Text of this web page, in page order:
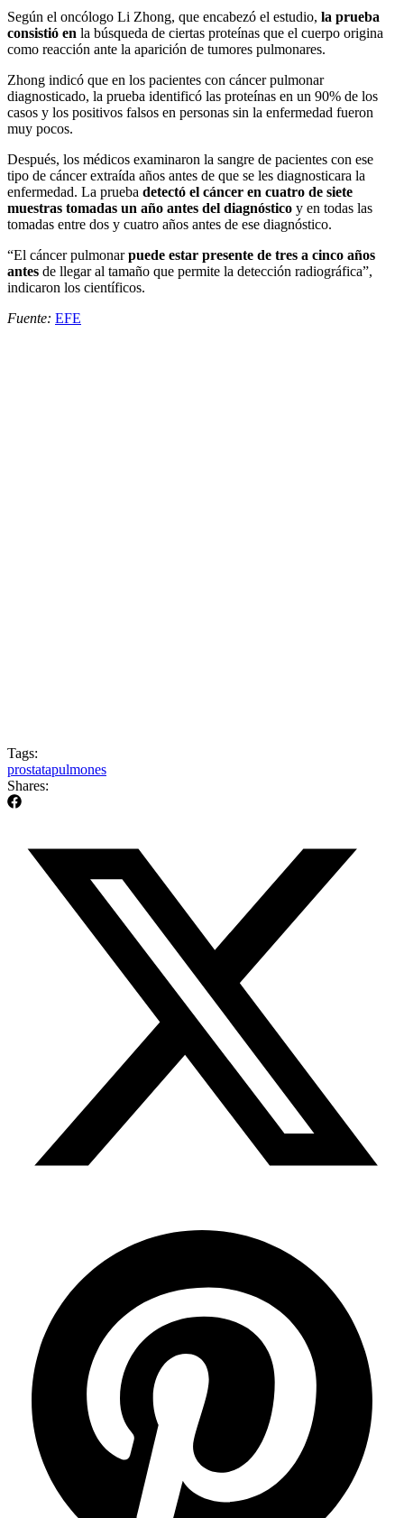
Según el oncólogo Li Zhong, que encabezó el estudio, la prueba
consistió en la búsqueda de ciertas proteínas que el cuerpo origina
como reacción ante la aparición de tumores pulmonares.
Zhong indicó que en los pacientes con cáncer pulmonar
diagnosticado, la prueba identificó las proteínas en un 90% de los
casos y los positivos falsos en personas sin la enfermedad fueron
muy pocos.
Después, los médicos examinaron la sangre de pacientes con ese
tipo de cáncer extraída años antes de que se les diagnosticara la
enfermedad. La prueba detectó el cáncer en cuatro de siete
muestras tomadas un año antes del diagnóstico y en todas las
tomadas entre dos y cuatro años antes de ese diagnóstico.
“El cáncer pulmonarpuede estar presente de tres a cinco años
antes de llegar al tamaño que permite la detección radiográfica”,
indicaron los científicos.
Fuente: EFE
Tags:
prostatapulmones
Shares: